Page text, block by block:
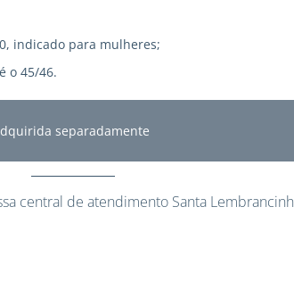
indicado para mulheres;
o 45/46.
separadamente
central de atendimento Santa